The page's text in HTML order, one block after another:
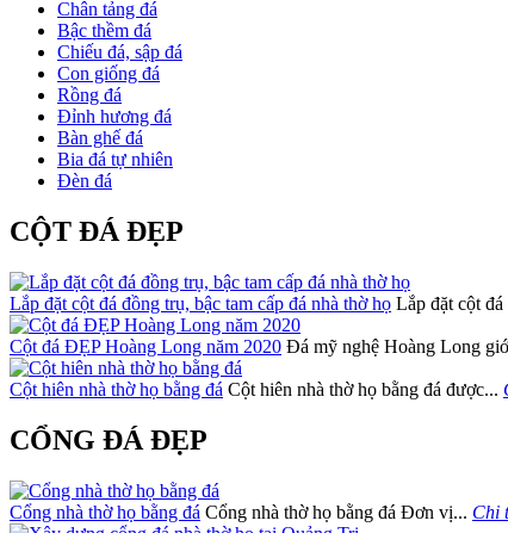
Chân tảng đá
Bậc thềm đá
Chiếu đá, sập đá
Con giống đá
Rồng đá
Đỉnh hương đá
Bàn ghế đá
Bia đá tự nhiên
Đèn đá
CỘT ĐÁ ĐẸP
Lắp đặt cột đá đồng trụ, bậc tam cấp đá nhà thờ họ Lắp đặt cột
Cột đá ĐẸP Hoàng Long năm 2020 Đá mỹ nghệ Hoàng Long
Cột hiên nhà thờ họ bằng đá Cột hiên nhà thờ họ bằng đá được...
CỔNG ĐÁ ĐẸP
Cổng nhà thờ họ bằng đá Cổng nhà thờ họ bằng đá Đơn vị... Chi